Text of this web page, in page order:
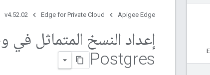
Apigee Edge
Edge for Private Cloud
v4.52.02
إعداد النسخ المتماثل في
Postgres